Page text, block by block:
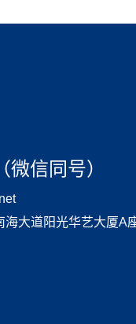
微信同号）
海大道阳光华艺大厦A